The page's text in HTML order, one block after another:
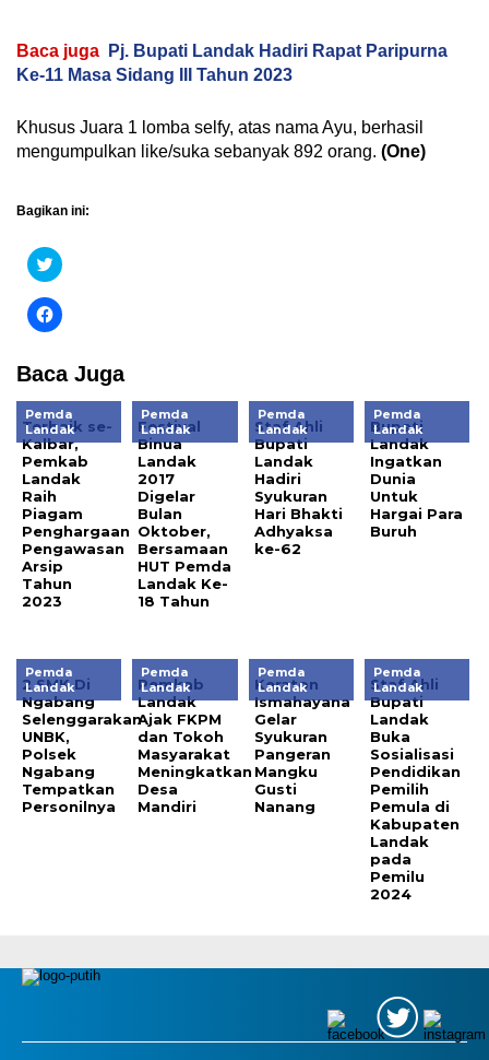
Baca juga
Pj. Bupati Landak Hadiri Rapat Paripurna
Ke-11 Masa Sidang III Tahun 2023
Khusus Juara 1 lomba selfy, atas nama Ayu, berhasil
mengumpulkan like/suka sebanyak 892 orang. (One)
Bagikan ini:
Klik
untuk
pada
Twitter(Membuka
di
baru)
Klik
untuk
Facebook(Membuka
di
jendela
yang
baru)
Baca Juga
Pemda
Landak
Terbaik se-
Kalbar,
Pemkab
Landak
Raih
Piagam
Penghargaan
Pengawasan
Arsip
Tahun
2023
Pemda
Landak
Festival
Binua
Landak
2017
Digelar
Bulan
Oktober,
Bersamaan
HUT Pemda
Landak Ke-
18 Tahun
Pemda
Landak
Staf Ahli
Bupati
Landak
Hadiri
Syukuran
Hari Bhakti
Adhyaksa
ke-62
Pemda
Landak
Bupati
Landak
Ingatkan
Dunia
Untuk
Hargai Para
Buruh
Pemda
Landak
2 SMK Di
Ngabang
Selenggarakan
UNBK,
Polsek
Ngabang
Tempatkan
Personilnya
Pemda
Landak
Pemkab
Landak
Ajak FKPM
dan Tokoh
Masyarakat
Meningkatkan
Desa
Mandiri
Pemda
Landak
Keraton
Ismahayana
Gelar
Syukuran
Pangeran
Mangku
Gusti
Nanang
Pemda
Landak
Staf Ahli
Bupati
Landak
Buka
Sosialisasi
Pendidikan
Pemilih
Pemula di
Kabupaten
Landak
pada
Pemilu
2024